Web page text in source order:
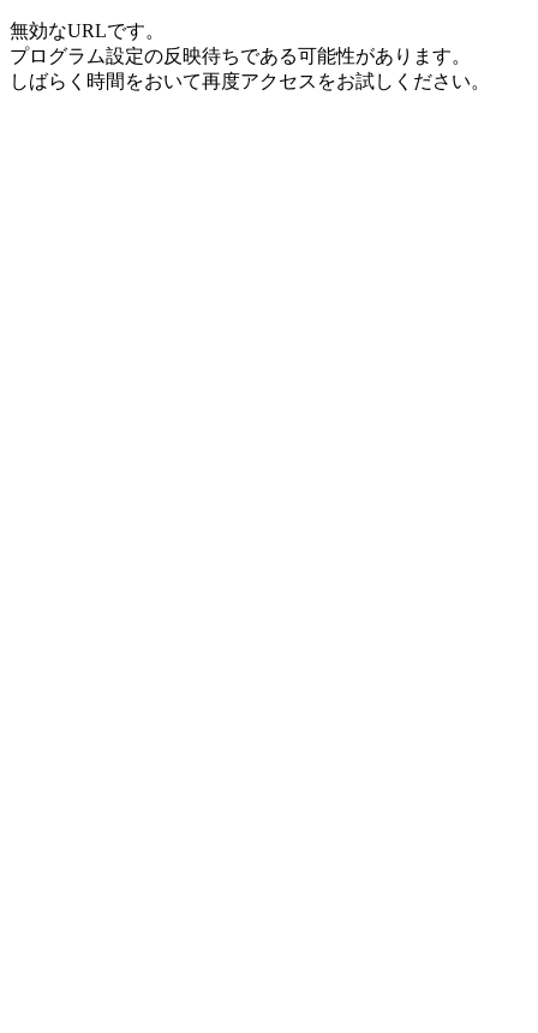
無効なURLです。
プログラム設定の反映待ちである可能性があります。
しばらく時間をおいて再度アクセスをお試しください。